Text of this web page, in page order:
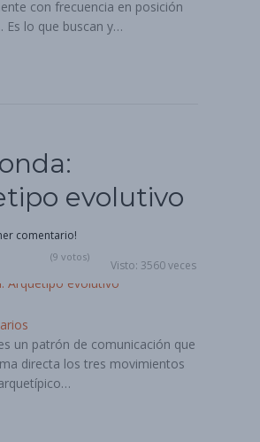
con frecuencia en posición
Es lo que buscan y…
evolutivo
comentario!
(9 votos)
Visto: 3560 veces
un patrón de comunicación que
directa los tres movimientos